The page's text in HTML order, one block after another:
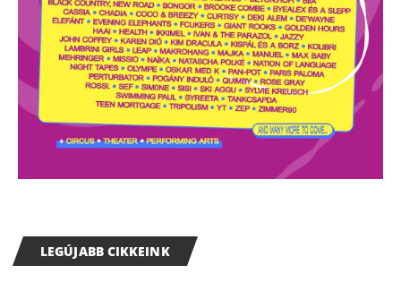
LEGÚJABB CIKKEINK